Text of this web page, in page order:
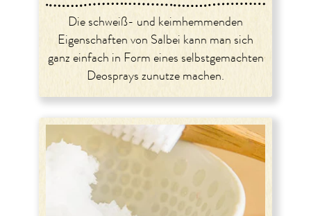
Die schweiß- und keimhemmenden
Eigenschaften von Salbei kann man sich
ganz einfach in Form eines selbstgemachten
Deosprays zunutze machen.